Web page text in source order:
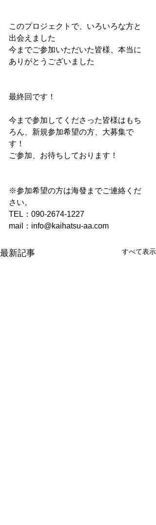
このプロジェクトで、いろいろな方と
出会えました
今までご参加いただいた皆様、本当に
ありがとうございました
最終回です！
今まで参加してくださった皆様はもち
ろん、新規参加希望の方、大募集で
す！
ご参加、お待ちしております！
※参加希望の方は海發までご連絡くだ
さい。
TEL：090-2674-1227
mail：info@kaihatsu-aa.com
最新記事 すべて表示